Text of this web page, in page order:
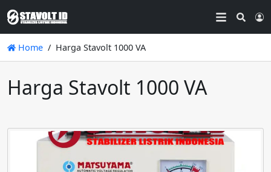
Home Harga Stavolt 1000 VA
Harga Stavolt 1000 VA